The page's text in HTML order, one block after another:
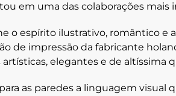
em uma das colaborações
o espírito ilustrativo, romântico e
de impressão da fabricante
artísticas, elegantes e de altíssima
as paredes a linguagem visual